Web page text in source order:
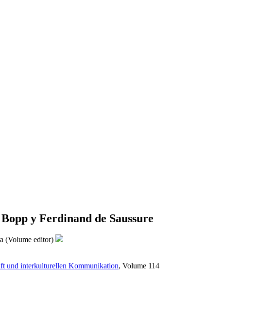
y Ferdinand de Saussure
(Volume editor)
und interkulturellen Kommunikation, Volume 114